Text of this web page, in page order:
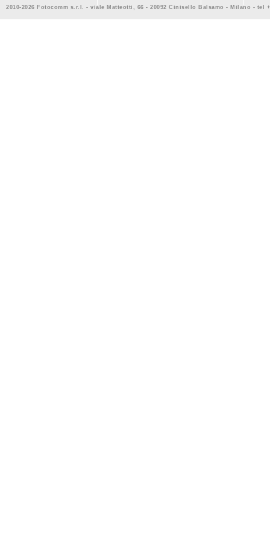
2010-2026 Fotocomm s.r.l. - viale Matteotti, 66 - 20092 Cinisello Balsamo - Milano - tel